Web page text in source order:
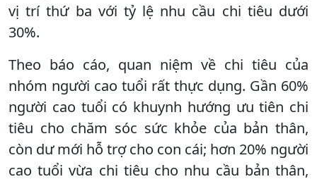
vị trí thứ ba với tỷ lệ nhu cầu chi tiêu dưới
30%.
Theo báo cáo, quan niệm về chi tiêu của
nhóm người cao tuổi rất thực dụng. Gần 60%
người cao tuổi có khuynh hướng ưu tiên chi
tiêu cho chăm sóc sức khỏe của bản thân,
còn dư mới hỗ trợ cho con cái; hơn 20% người
cao tuổi vừa chi tiêu cho nhu cầu bản thân,